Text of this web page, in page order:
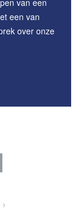
een van
over onze